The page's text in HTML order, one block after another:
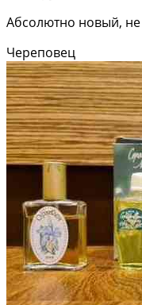
Абсолютно новый, не
Череповец